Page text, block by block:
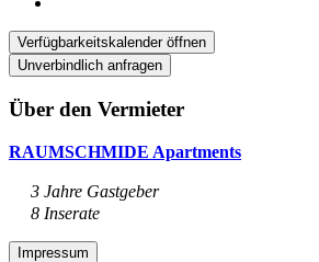
Verfügbarkeitskalender öffnen
Unverbindlich anfragen
Über den Vermieter
RAUMSCHMIDE Apartments
3 Jahre Gastgeber
8 Inserate
Impressum